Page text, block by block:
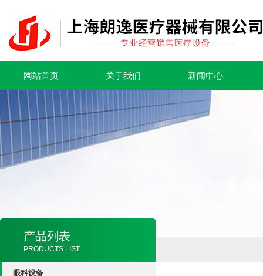
网站首页 关于我们 新闻中心
产品列表
PRODUCTS LIST
眼科设备